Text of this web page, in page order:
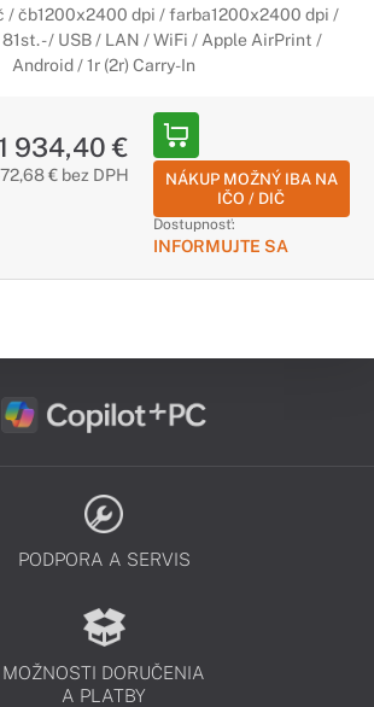
/ čb1200x2400 dpi / farba1200x2400 dpi /
- / USB / LAN / WiFi / Apple AirPrint /
Android / 1r (2r) Carry-In
1 934,40 €
€ bez DPH
NÁKUP MOŽNÝ IBA NA
IČO / DIČ
Dostupnosť:
INFORMUJTE SA
PODPORA A SERVIS
MOŽNOSTI DORUČENIA
A PLATBY